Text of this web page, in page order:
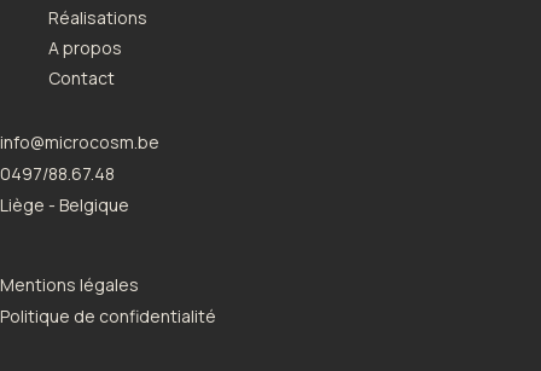
Réalisations
A propos
Contact
info@microcosm.be
0497/88.67.48
Liège - Belgique
Mentions légales
Politique de confidentialité